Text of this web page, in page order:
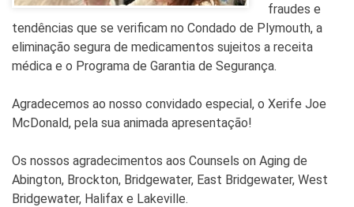
fraudes e
tendências que se verificam no Condado de Plymouth, a
eliminação segura de medicamentos sujeitos a receita
médica e o Programa de Garantia de Segurança.
Agradecemos ao nosso convidado especial, o Xerife Joe
McDonald, pela sua animada apresentação!
Os nossos agradecimentos aos Counsels on Aging de
Abington, Brockton, Bridgewater, East Bridgewater, West
Bridgewater, Halifax e Lakeville.